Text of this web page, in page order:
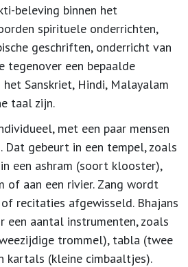
beleving binnen het
spirituele onderrichten,
geschriften, onderricht van
tegenover een bepaalde
het Sanskriet, Hindi, Malayalam
taal zijn.
met een paar mensen
Dat gebeurt in een tempel, zoals
een ashram (soort klooster),
of aan een rivier. Zang wordt
recitaties afgewisseld. Bhajans
een aantal instrumenten, zoals
trommel), tabla (twee
kartals (kleine cimbaaltjes).